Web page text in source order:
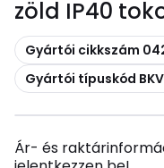
zöld IP40
Másolás
Gyártói cikkszám
Másolás
Gyártói típuskód
Ár- és